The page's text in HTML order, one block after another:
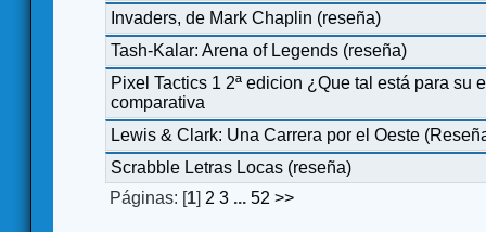
Invaders, de Mark Chaplin (reseña)
Tash-Kalar: Arena of Legends (reseña)
Pixel Tactics 1 2ª edicion ¿Que tal está para su
comparativa
Lewis & Clark: Una Carrera por el Oeste
Scrabble Letras Locas (reseña)
Páginas: [1] 2 3 ... 52 >>